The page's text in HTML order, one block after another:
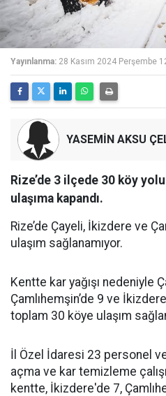
Yayınlanma: 28 Kasım 2024 Perşembe
YASEMİN AKSU
Rize’de 3 ilçede 30 köy
ulaşıma kapandı.
Rize’de Çayeli, İkizdere ve
ulaşım sağlanamıyor.
Kentte kar yağışı nedeniyle
Çamlıhemşin’de 9 ve
toplam 30 köye ulaşım
İl Özel İdaresi 23 personel
açma ve kar temizleme
kentte, İkizdere'de 7,